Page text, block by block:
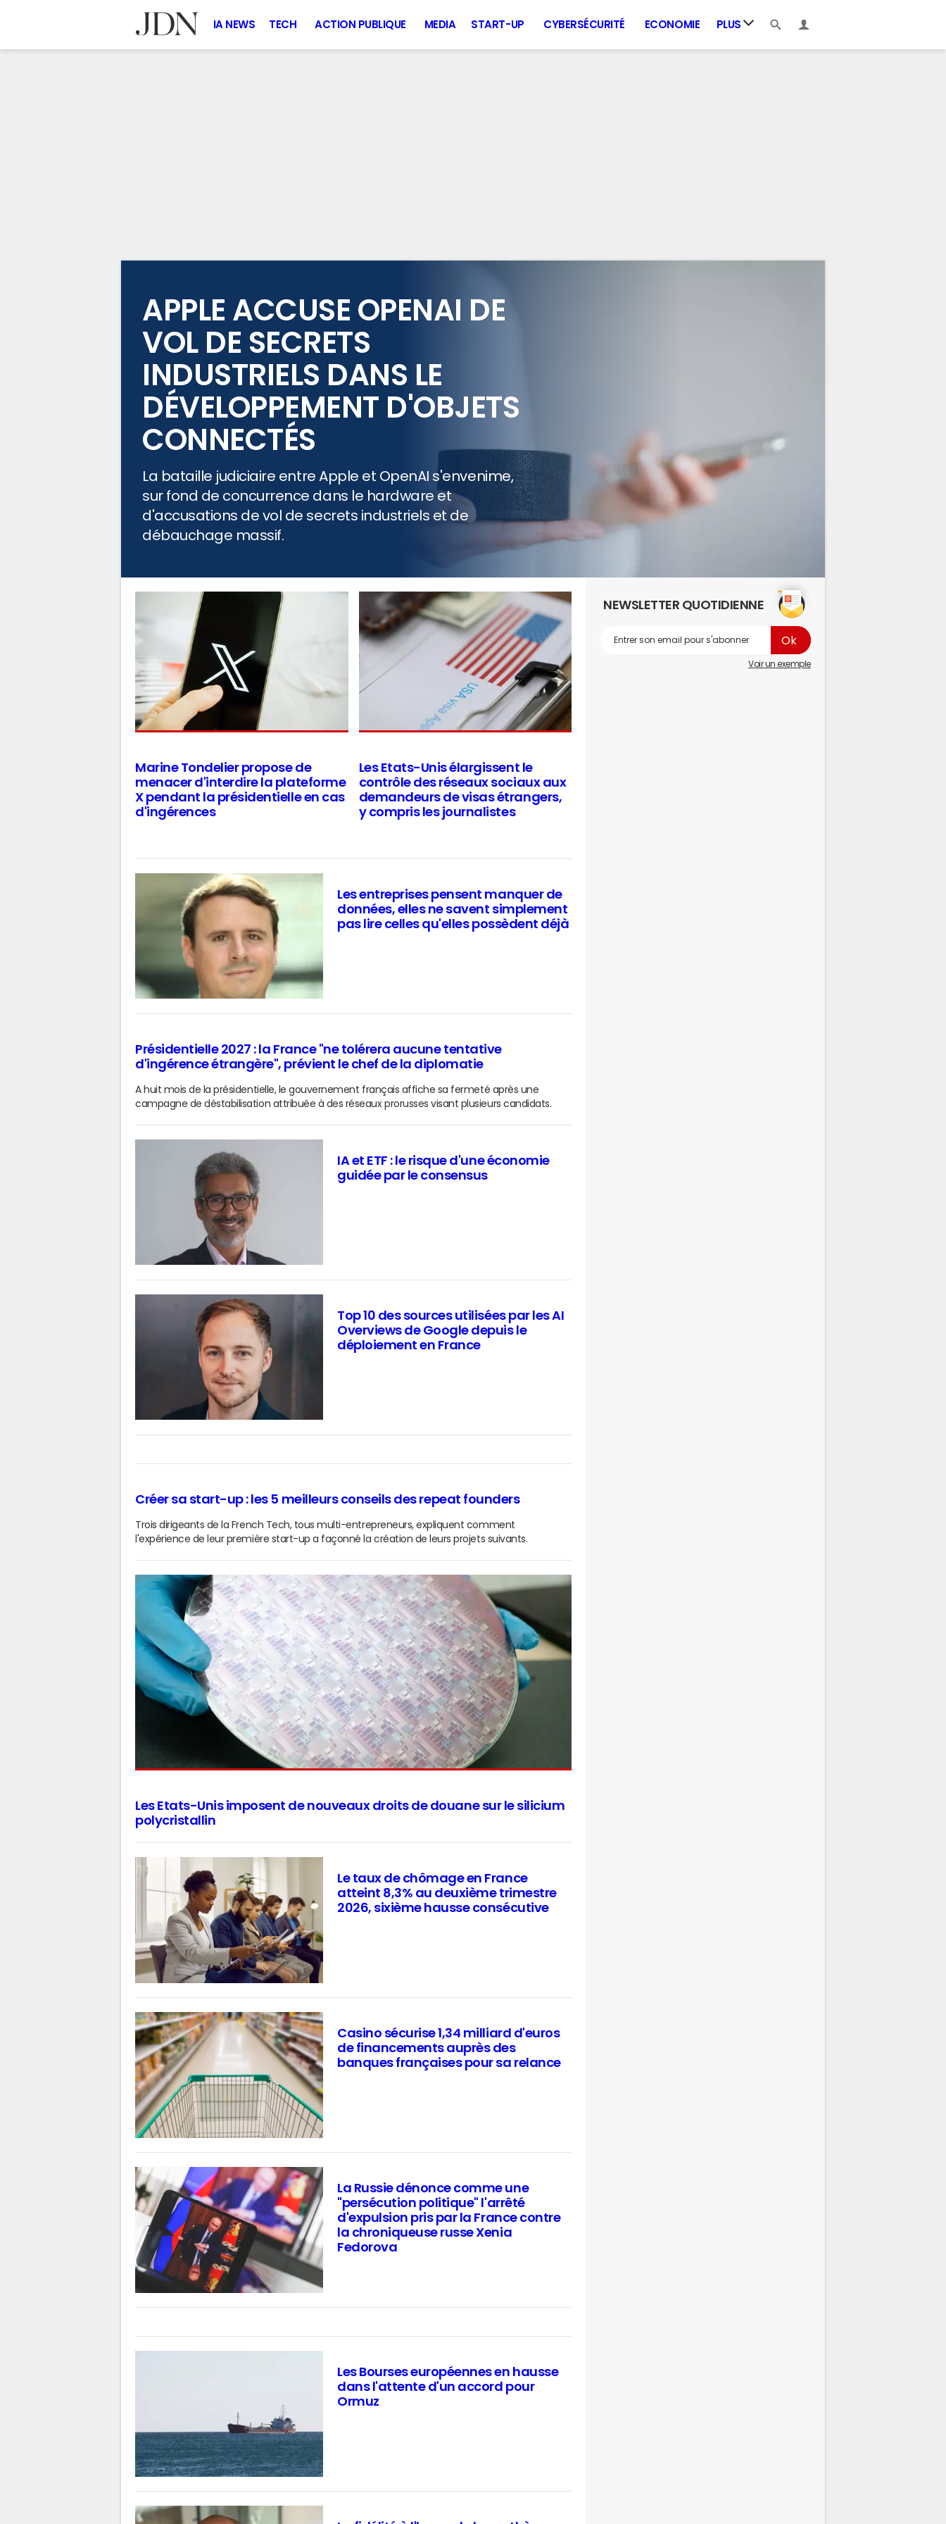
IA NEWS TECH ACTION PUBLIQUE MEDIA START-UP CYBERSÉCURITÉ ECONOMIE PLUS
APPLE ACCUSE OPENAI DE
VOL DE SECRETS
INDUSTRIELS DANS LE
DÉVELOPPEMENT D'OBJETS
CONNECTÉS
La bataille judiciaire entre Apple et OpenAI s'envenime,
sur fond de concurrence dans le hardware et
d'accusations de vol de secrets industriels et de
débauchage massif.
Marine Tondelier propose de
menacer d'interdire la plateforme
X pendant la présidentielle en cas
d'ingérences
Les Etats-Unis élargissent le
contrôle des réseaux sociaux aux
demandeurs de visas étrangers,
y compris les journalistes
Les entreprises pensent manquer de
données, elles ne savent simplement
pas lire celles qu'elles possèdent déjà
Présidentielle 2027 : la France "ne tolérera aucune tentative
d'ingérence étrangère", prévient le chef de la diplomatie
A huit mois de la présidentielle, le gouvernement français affiche sa fermeté après une
campagne de déstabilisation attribuée à des réseaux prorusses visant plusieurs candidats.
IA et ETF : le risque d'une économie
guidée par le consensus
Top 10 des sources utilisées par les AI
Overviews de Google depuis le
déploiement en France
Créer sa start-up : les 5 meilleurs conseils des repeat founders
Trois dirigeants de la French Tech, tous multi-entrepreneurs, expliquent comment
l'expérience de leur première start-up a façonné la création de leurs projets suivants.
Les Etats-Unis imposent de nouveaux droits de douane sur le silicium
polycristallin
Le taux de chômage en France
atteint 8,3% au deuxième trimestre
2026, sixième hausse consécutive
Casino sécurise 1,34 milliard d'euros
de financements auprès des
banques françaises pour sa relance
La Russie dénonce comme une
"persécution politique" l'arrêté
d'expulsion pris par la France contre
la chroniqueuse russe Xenia
Fedorova
Les Bourses européennes en hausse
dans l'attente d'un accord pour
Ormuz
NEWSLETTER QUOTIDIENNE
Voir un exemple